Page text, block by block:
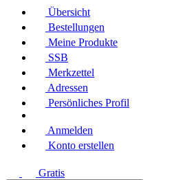
Übersicht
Bestellungen
Meine Produkte
SSB
Merkzettel
Adressen
Persönliches Profil
Anmelden
Konto erstellen
Gratis